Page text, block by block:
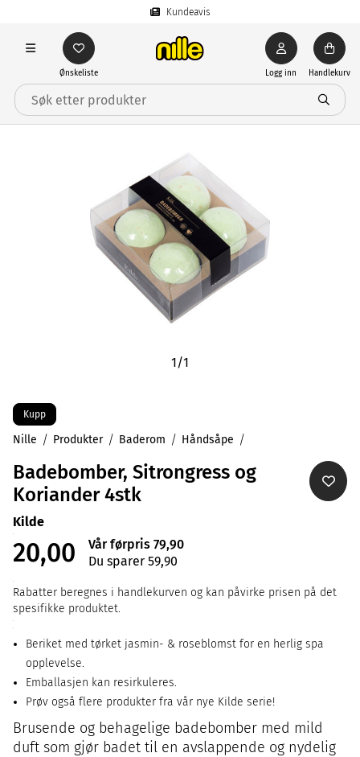
Kundeavis
Ønskeliste Logg inn Handlekurv
1/1
Kupp
Nille Produkter Baderom Håndsåpe
Badebomber, Sitrongress og
Koriander 4stk
Kilde
20,00
Vår førpris 79,90
Du sparer 59,90
Rabatter beregnes i handlekurven og kan påvirke prisen på det
spesifikke produktet.
Beriket med tørket jasmin- & roseblomst for en herlig spa
opplevelse.
Emballasjen kan resirkuleres.
Prøv også flere produkter fra vår nye Kilde serie!
Brusende og behagelige badebomber med mild
duft som gjør badet til en avslappende og nydelig